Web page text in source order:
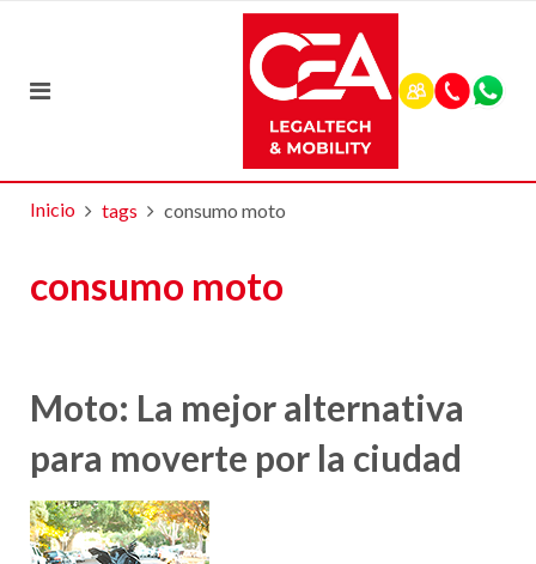
Inicio tags consumo moto
consumo moto
Moto: La mejor alternativa
para moverte por la ciudad